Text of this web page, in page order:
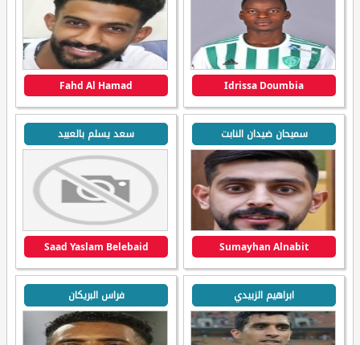
Idrissa Doumbia
Fahd Al Hamad
سميحان ضيدان النابت
Sumayhan Alnabit
سعد يسلم بالعبيد
Saad Yaslam Belebaid
ابراهيم الزبيدي فراس البريكان